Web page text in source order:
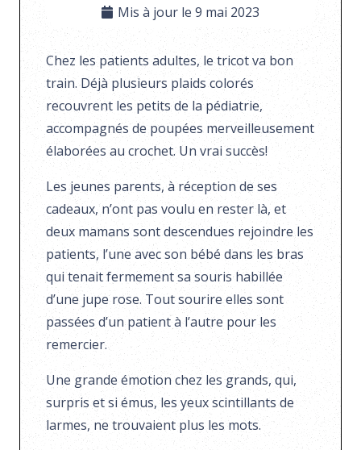
Mis à jour le9 mai 2023
Chez les patients adultes, le tricot va bon
train. Déjà plusieurs plaids colorés
recouvrent les petits de la pédiatrie,
accompagnés de poupées merveilleusement
élaborées au crochet. Un vrai succès!
Les jeunes parents, à réception de ses
cadeaux, n’ont pas voulu en rester là, et
deux mamans sont descendues rejoindre les
patients, l’une avec son bébé dans les bras
qui tenait fermement sa souris habillée
d’une jupe rose. Tout sourire elles sont
passées d’un patient à l’autre pour les
remercier.
Une grande émotion chez les grands, qui,
surpris et si émus, les yeux scintillants de
larmes, ne trouvaient plus les mots.